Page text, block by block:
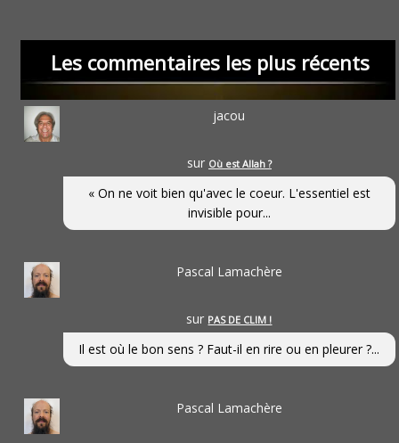
Les commentaires les plus récents
jacou
sur Où est Allah ?
« On ne voit bien qu'avec le coeur. L'essentiel est
invisible pour...
Pascal Lamachère
sur PAS DE CLIM !
Il est où le bon sens ? Faut-il en rire ou en pleurer ?...
Pascal Lamachère